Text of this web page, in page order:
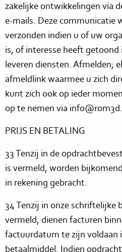
zakelijke ontwikkelingen via
e-mails. Deze communicatie
verzonden indien u of uw
is, of interesse heeft
leveren diensten. Afmelden;
afmeldlink waarmee u zich
kunt zich ook op ieder
op te nemen via
PRIJS EN BETALING
33 Tenzij in de
is vermeld, worden
in rekening gebracht.
34 Tenzij in onze schriftelijke
vermeld, dienen facturen
factuurdatum te zijn voldaan
betaalmiddel. Indien